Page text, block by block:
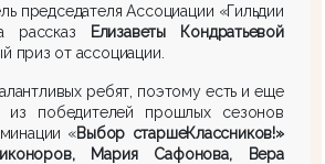
председателя Ассоциации «Гильдии
рассказ Елизаветы Кондратьевой
приз от ассоциации.
ребят, поэтому есть и еще
победителей прошлых сезонов
«Выбор старшеКлассников!»
Мария Сафонова, Вера